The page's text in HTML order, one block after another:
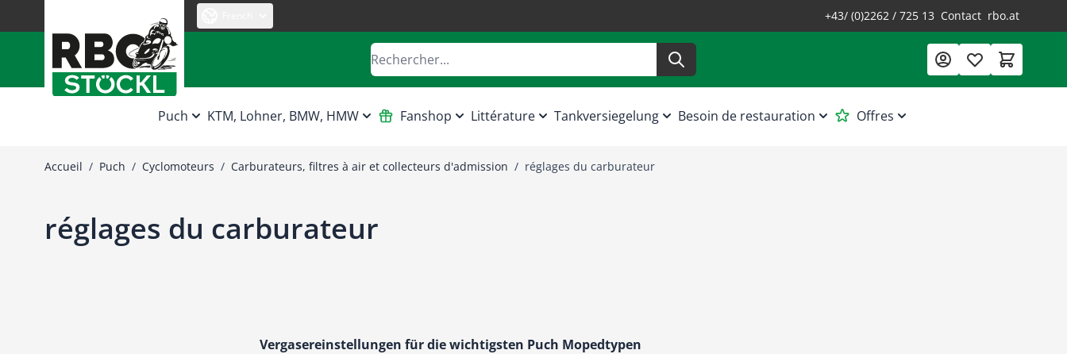
+43/ (0)2262 / 725 13 Contact rbo.at
Rechercher
Puch KTM, Lohner, BMW, HMW Fanshop Littérature Tankversiegelung Besoin de restauration Offres
Accueil / Puch / Cyclomoteurs / Carburateurs, filtres à air et collecteurs d'admission / réglages du carburateur
réglages du carburateur
Vergasereinstellungen für die wichtigsten Puch Mopedtypen